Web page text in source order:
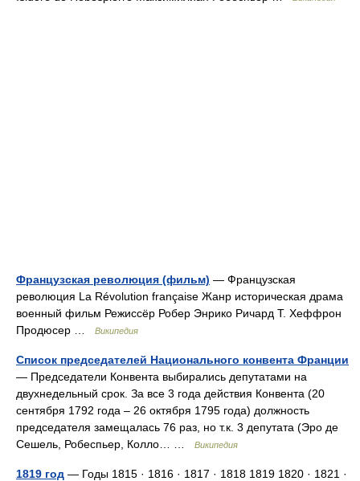
революция La Révolution française Жанр историческая драма
военный фильм Режиссёр Робер Энрико Ричард Т. Хеффрон
Продюсер …Википедия
— Председатели Конвента выбирались депутатами на
двухнедельный срок. За все 3 года действия Конвента (20
сентября 1792 года – 26 октября 1795 года) должность
председателя замещалась 76 раз, но т.к. 3 депутата (Эро де
Сешель, Робеспьер, Колло… …Википедия
1822 · 1823 Десятилетия 1790 е · 1800 е 1810 е 1820 е · …